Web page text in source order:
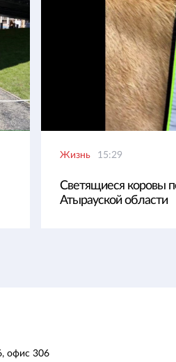
Жизнь 15:29
Светящиеся коровы
Атырауской области
офис 306